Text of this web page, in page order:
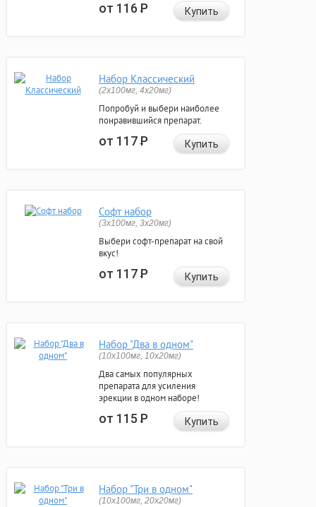
от 116Р Купить
Набор Классический
(2x100мг, 4x20мг)
Попробуй и выбери наиболее
понравившийся препарат.
от 117Р Купить
Софт набор
(3x100мг, 3x20мг)
Выбери софт-препарат на свой
вкус!
от 117Р Купить
Набор "Два в одном"
(10x100мг, 10x20мг)
Два самых популярных
препарата для усиления
эрекции в одном наборе!
от 115Р Купить
Набор "Три в одном"
(10x100мг, 20x20мг)